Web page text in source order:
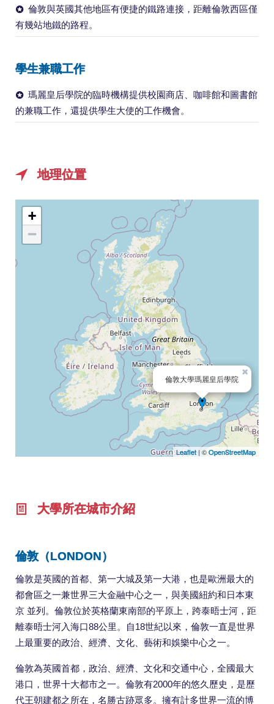
倫敦與英國其他地區有便捷的鐵路連接，距離倫敦西區僅
有幾站地鐵的路程。
學生兼職工作
瑪麗皇后學院的臨時機構提供校園商店、咖啡館和圖書館
的兼職工作，還提供學生大使的工作機會。
地理位置
倫敦大學瑪麗皇后學院
×
+
−
Leaflet | ©OpenStreetMap
大學所在城市介紹
倫敦（LONDON）
倫敦是英國的首都、第一大城及第一大港，也是歐洲最大的
都會區之一兼世界三大金融中心之一，與美國紐約和日本東
京 並列。倫敦位於英格蘭東南部的平原上，跨泰晤士河，距
離泰晤士河入海口88公里。自18世紀以來，倫敦一直是世界
上最重要的政治、經濟、文化、藝術和娛樂中心之一。
倫敦為英國首都，政治、經濟、文化和交通中心，全國最大
港口，世界十大都市之一。倫敦有2000年的悠久歷史，是歷
代王朝建都之所在，名勝古跡眾多。擁有計多世界一流的博